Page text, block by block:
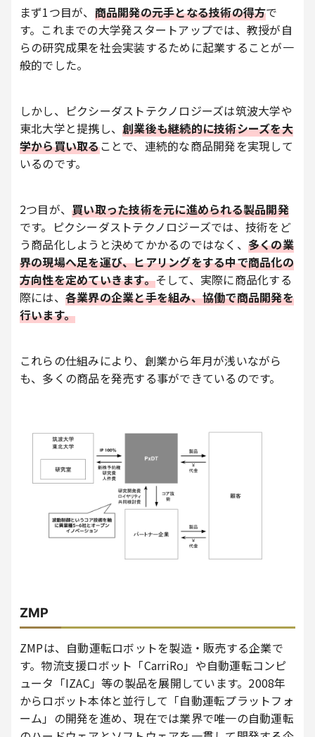
まず1つ目が、 商品開発の元手となる技術の得方で
す。これまでの大学発スタートアップでは、教授が自
らの研究成果を社会実装するために起業することが一
般的でした。
しかし、ピクシーダストテクノロジーズは筑波大学や
東北大学と提携し、創業後も継続的に技術シーズを大
学から買い取ることで、連続的な商品開発を実現して
いるのです。
2つ目が、買い取った技術を元に進められる製品開発
です。ピクシーダストテクノロジーズでは、技術をど
う商品化しようと決めてかかるのではなく、 多くの業
界の現場へ足を運び、ヒアリングをする中で商品化の
方向性を定めていきます。そして、実際に商品化する
際には、 各業界の企業と手を組み、協働で商品開発を
行います。
これらの仕組みにより、創業から年月が浅いながら
も、多くの商品を発売する事ができているのです。
ZMP
ZMPは、自動運転ロボットを製造・販売する企業で
す。物流支援ロボット「CarriRo」や自動運転コンピ
ュータ「IZAC」等の製品を展開しています。2008年
からロボット本体と並行して「自動運転プラットフォ
ーム」の開発を進め、現在では業界で唯一の自動運転